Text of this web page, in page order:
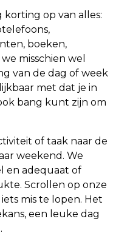
op van alles:
boeken,
misschien wel
van de dag of week
met dat je in
bang kunt zijn om
of taak naar de
weekend. We
en adequaat of
Scrollen op onze
mis te lopen. Het
een leuke dag